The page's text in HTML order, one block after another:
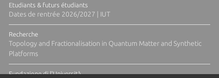
Etudiants & futurs étudiants
Dates de rentrée 2026/2027 | IUT
Recherche
Topology and Fractionalisation in Quantum Matter and Synthetic
Platforms
Fundazione di l'Università